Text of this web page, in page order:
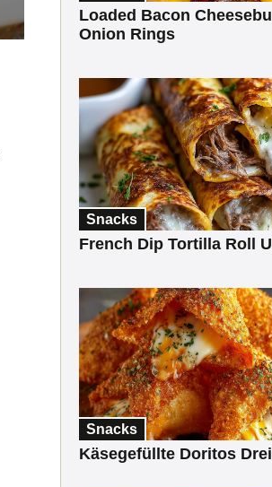
Loaded Bacon
Onion Rings
Snacks
French Dip Tortilla Roll
Snacks
Käsegefüllte Doritos